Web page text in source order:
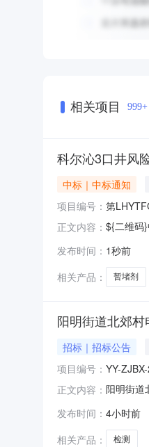
相关项目 999+
科尔沁3口井风
中标｜中标通知
项目编号： 第
正文内容： ${二维码
容：科
固定单价
发布时间： 1秒前
相关产品：
暂堵剂
阳明街道北郊
招标｜招标公告
项目编号： YY-
正文内容： 阳明街道
目总预算
【4800元
发布时间： 4小时前
相关产品：
检测